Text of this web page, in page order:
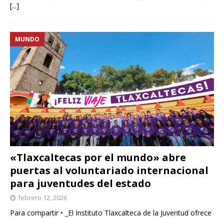
[...]
«Tlaxcaltecas por el mundo» abre
puertas al voluntariado internacional
para juventudes del estado
MUNDO
febrero 12, 2026
Para compartir • _El Instituto Tlaxcalteca de la Juventud ofrece